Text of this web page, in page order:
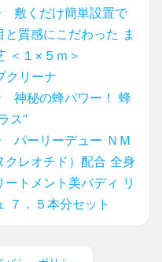
敷くだけ簡単設置で
質感にこだわった ま
＜１×５ｍ＞
リーナ
神秘の蜂パワー！ 蜂
ス”
パーリーデュー ＮＭ
クレオチド）配合 全身
トメント美バディ リ
７．５本分セット